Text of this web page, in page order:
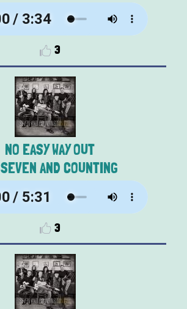
3
NO EASY WAY OUT
SEVEN AND COUNTING
3